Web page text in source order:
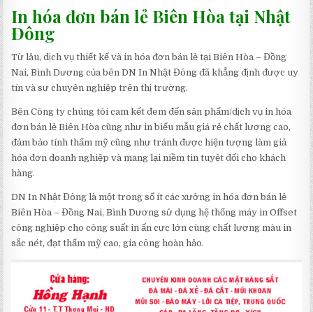
In hóa đơn bán lẻ Biên Hòa tại Nhật
Đông
Từ lâu, dịch vụ thiết kế và in hóa đơn bán lẻ tại Biên Hòa – Đồng
Nai, Bình Dương của bên DN In Nhật Đông đã khẳng định được uy
tín và sự chuyên nghiệp trên thị trường.
Bên Công ty chúng tôi cam kết đem đến sản phẩm/dịch vụ in hóa
đơn bán lẻ Biên Hòa cũng như in biểu mẫu giá rẻ chất lượng cao,
đảm bảo tính thẩm mỹ cũng như tránh được hiện tượng làm giả
hóa đơn doanh nghiệp và mang lại niềm tin tuyệt đối cho khách
hàng.
DN In Nhật Đông là một trong số ít các xưởng in hóa đơn bán lẻ
Biên Hòa – Đồng Nai, Bình Dương sử dụng hệ thống máy in Offset
công nghiệp cho công suất in ấn cực lớn cùng chất lượng màu in
sắc nét, đạt thẩm mỹ cao, gia công hoàn hảo.